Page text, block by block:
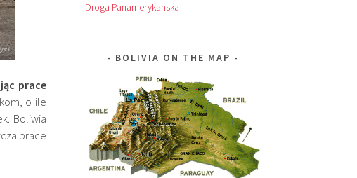
prace
o ile
Boliwia
prace
Droga Panamerykanska
BOLIVIA ON THE MAP